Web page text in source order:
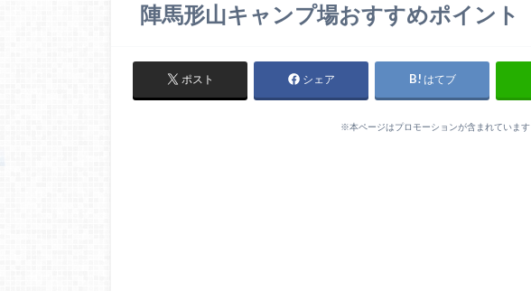
陣馬形山キャンプ場おすすめポイント
ポスト シェア はてブ
※本ページはプロモーションが含まれています